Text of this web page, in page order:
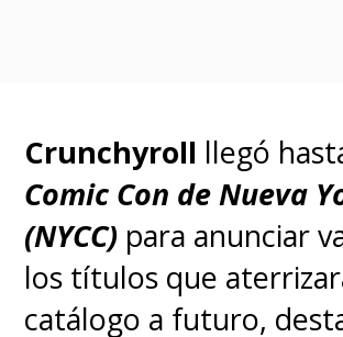
septiembre (episodios
y el28 de septiembre
(episodios 62 al 130).
La iniciativa continúa
Crunchyroll llegó
Comic Con de Nueva
(NYCC) para anunciar
los títulos que
catálogo a futuro,